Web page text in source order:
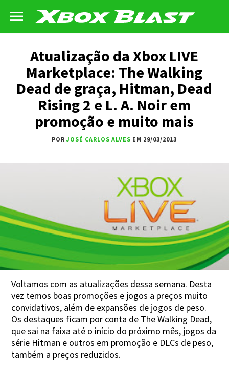
Atualização da Xbox LIVE
Marketplace: The Walking
Dead de graça, Hitman, Dead
Rising 2 e L. A. Noir em
promoção e muito mais
PORJOSÉ CARLOS ALVES EM 29/03/2013
Voltamos com as atualizações dessa semana. Desta
vez temos boas promoções e jogos a preços muito
convidativos, além de expansões de jogos de peso.
Os destaques ficam por conta de The Walking Dead,
que sai na faixa até o início do próximo mês, jogos da
série Hitman e outros em promoção e DLCs de peso,
também a preços reduzidos.